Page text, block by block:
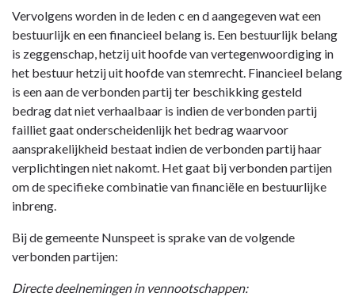
Paragraaf
Verbonden
partijen
Paragraaf
Verbonden
partijen
Vervolgens worden in de leden c en d aangegeven wat een
bestuurlijk en een financieel belang is. Een bestuurlijk belang
is zeggenschap, hetzij uit hoofde van vertegenwoordiging in
het bestuur hetzij uit hoofde van stemrecht. Financieel belang
is een aan de verbonden partij ter beschikking gesteld
bedrag dat niet verhaalbaar is indien de verbonden partij
failliet gaat onderscheidenlijk het bedrag waarvoor
aansprakelijkheid bestaat indien de verbonden partij haar
verplichtingen niet nakomt. Het gaat bij verbonden partijen
om de specifieke combinatie van financiële en bestuurlijke
inbreng.
Bij de gemeente Nunspeet is sprake van de volgende
verbonden partijen:
Directe deelnemingen in vennootschappen: